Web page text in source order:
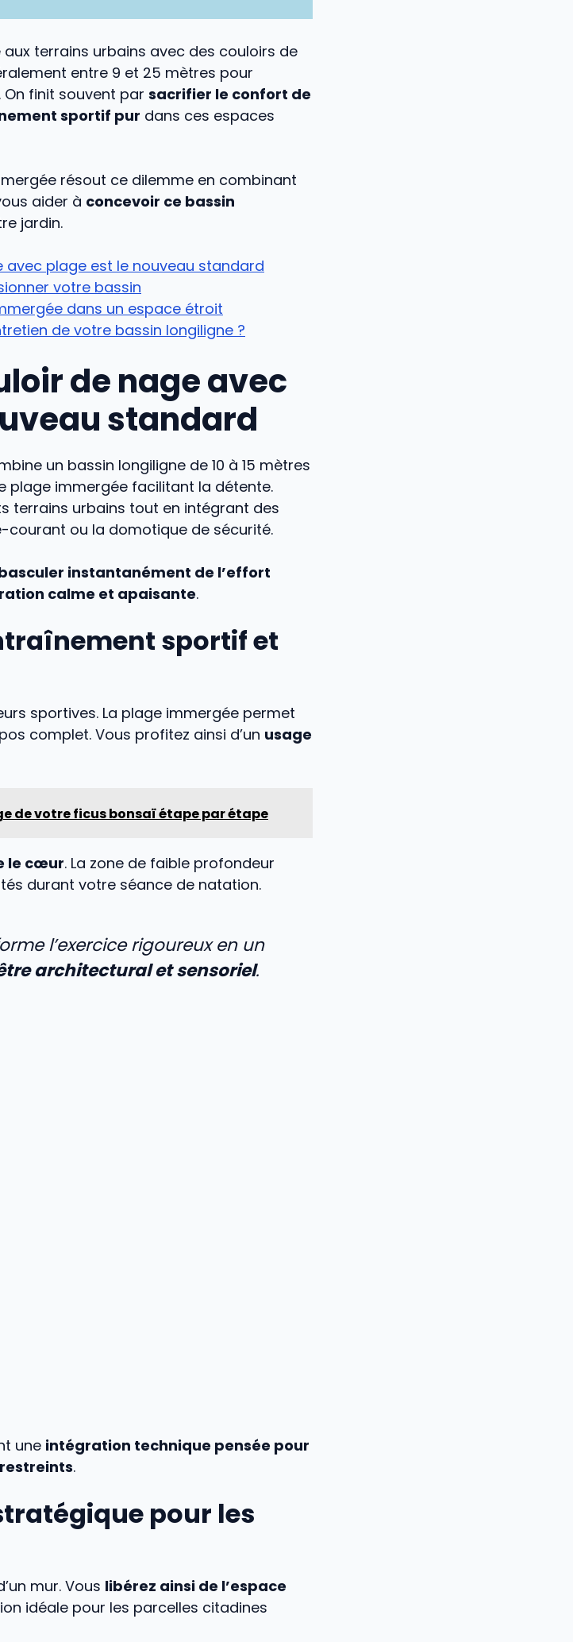
terrains urbains avec des couloirs de
entre 9 et 25 mètres pour
finit souvent par sacrifier le confort de
sportif pur dans ces espaces
résout ce dilemme en combinant
aider à concevoir ce bassin
jardin.
avec plage est le nouveau standard
votre bassin
dans un espace étroit
de votre bassin longiligne ?
de nage avec
standard
un bassin longiligne de 10 à 15 mètres
plage immergée facilitant la détente.
terrains urbains tout en intégrant des
ou la domotique de sécurité.
instantanément de l’effort
calme et apaisante.
sportif et
sportives. La plage immergée permet
complet. Vous profitez ainsi d’un usage
de votre ficus bonsaï étape par étape
le cœur. La zone de faible profondeur
durant votre séance de natation.
l’exercice rigoureux en un
architectural et sensoriel.
une intégration technique pensée pour
.
pour les
mur. Vous libérez ainsi de l’espace
idéale pour les parcelles citadines